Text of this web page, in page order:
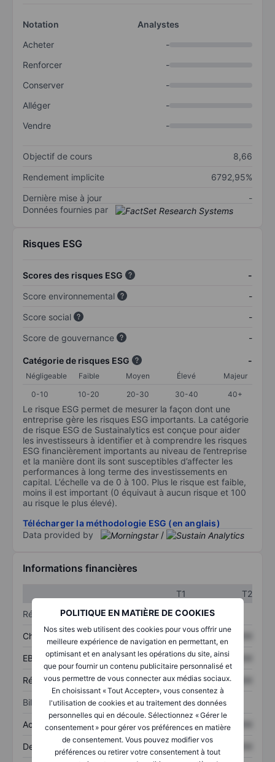
POLITIQUE EN MATIÈRE DE COOKIES
Nos sites web utilisent des cookies pour vous offrir une
meilleure expérience de navigation en permettant, en
optimisant et en analysant les opérations du site, ainsi
que pour fournir un contenu publicitaire personnalisé et
vous permettre de vous connecter aux médias sociaux.
En choisissant « Tout Accepter», vous consentez à
l'utilisation de cookies et au traitement des données
personnelles qui en découle. Sélectionnez « Gérer le
consentement » pour gérer vos préférences en matière
de consentement. Vous pouvez modifier vos
préférences ou retirer votre consentement à tout
Notation
Analystes
Acheter
-
Renforcer
-
Conserver
-
Alléger
-
Vendre
-
Objectif de cours
8,66
Rendement implicite
6792,95%
Dernière mise à jour
-
Données fournies par
Risques ESG
Scores des risques ESG
-
Score environnemental
-
Score social
-
Score de gouvernance
-
Catégorie de risques ESG -
Négligeable Faible Moyen Élevé
Majeur
0-10
10-20 20-30 30-40 40+
Le risque ESG permet de mesurer la façon dont une
entreprise gère les risques ESG importants. La catégorie
de risque ESG de Sustainalytics est conçue pour aider
les investisseurs à identifier et à comprendre les risques
ESG financièrement importants au niveau de l’entreprise
et la manière dont ils sont susceptibles d’affecter les
performances à long terme des investissements en
capital. L’échelle va de 0 à 100. Plus le risque est faible,
moins il est important (0 équivaut à aucun risque et 100
au risque le plus élevé).
Télécharger la méthodologie ESG (en anglais)
Data provided by
/
Informations financières
T1
T2
Résultats
Chiffre d’affaires XXXXXXX
EBITDA XXXXXXX XXXXXXX
Résultat net XXXXXXX XXXXXXX
Bilan
Actifs totaux XXXXXXX XXXXXXX
Dette totale